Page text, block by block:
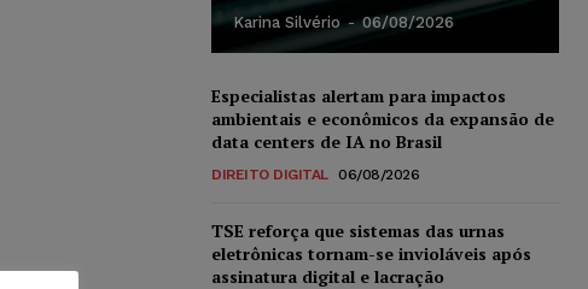
Karina Silvério - 06/08/2026
Especialistas alertam para impactos
ambientais e econômicos da expansão de
data centers de IA no Brasil
DIREITO DIGITAL 06/08/2026
TSE reforça que sistemas das urnas
eletrônicas tornam-se invioláveis após
assinatura digital e lacração